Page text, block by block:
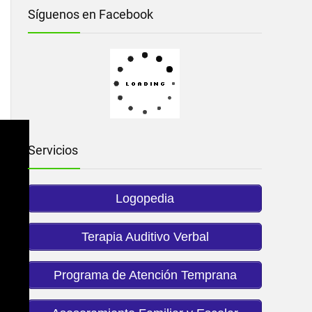
Síguenos en Facebook
Servicios
Logopedia
Terapia Auditivo Verbal
Programa de Atención Temprana